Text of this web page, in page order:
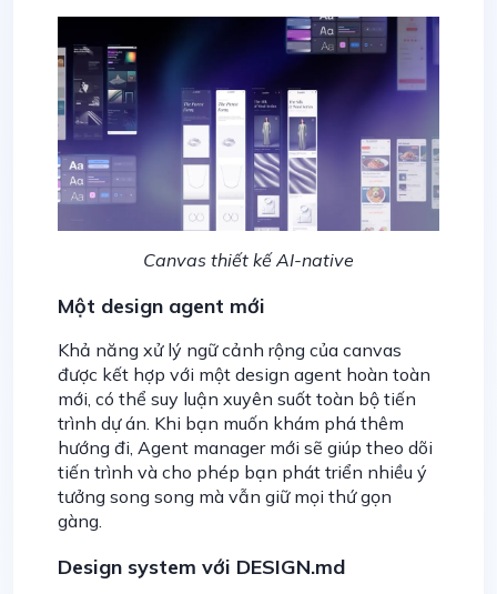
Canvas thiết kế AI-native
Một design agent mới
Khả năng xử lý ngữ cảnh rộng của canvas
được kết hợp với một design agent hoàn toàn
mới, có thể suy luận xuyên suốt toàn bộ tiến
trình dự án. Khi bạn muốn khám phá thêm
hướng đi, Agent manager mới sẽ giúp theo dõi
tiến trình và cho phép bạn phát triển nhiều ý
tưởng song song mà vẫn giữ mọi thứ gọn
gàng.
Design system với DESIGN.md